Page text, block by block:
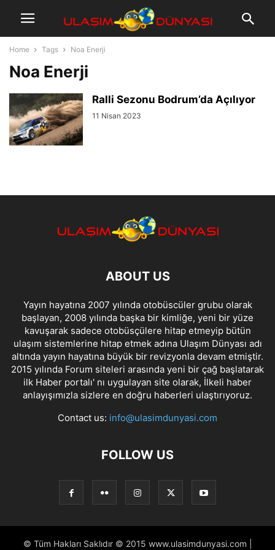
Home Tags Noa Enerji
Noa Enerji
Ralli Sezonu Bodrum’da Açılıyor
11 Nisan 2023
ABOUT US
Yayın hayatına 2007 yılında otobüscüler grubu olarak
başlayan, 2008 yılında başka bir kimliğe, yeni bir yüze
kavuşarak sadece otobüsçülere hitap etmeyip bütün
ulaşım sistemlerine hitap etmek adına Ulaşım Dünyası adı
altında yayın hayatına büyük bir revizyonla devam etmiştir.
2015 yılında Forum siteleri arasında yeni bir çağ başlatarak
ilk Haber portalı' nı uygulayan site olarak, İlkeli haber
anlayışımızla sizlere en doğru haberleri ulaştırıyoruz.
Contact us: info@ulasimdunyasi.com
FOLLOW US
© Tüm Hakları Saklıdır © 2015 www.ulasimdunyasi.com |